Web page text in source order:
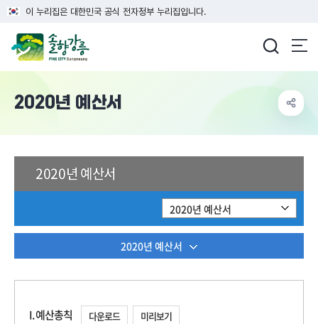
이 누리집은 대한민국 공식 전자정부 누리집입니다.
2020년 예산서
2020년 예산서
2020년 예산서
2020년 예산서
I. 예산총칙 다운로드 미리보기